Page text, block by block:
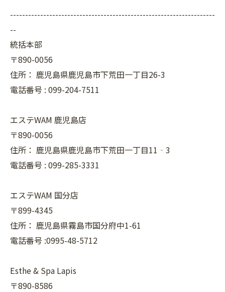
--------------------------------------------------------------------
--
統括本部
〒890-0056
住所： 鹿児島県鹿児島市下荒田一丁目26-3
電話番号 : 099-204-7511
エステWAM 鹿児島店
〒890-0056
住所： 鹿児島県鹿児島市下荒田一丁目11‐3
電話番号 : 099-285-3331
エステWAM 国分店
〒899-4345
住所： 鹿児島県霧島市国分府中1-61
電話番号 :0995-48-5712
Esthe & Spa Lapis
〒890-8586